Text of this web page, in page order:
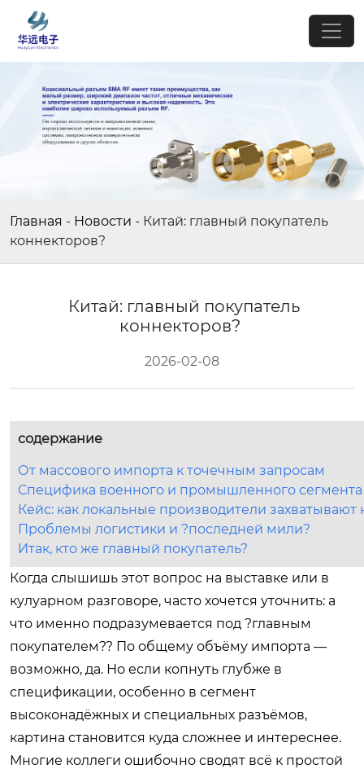
Главная - Новости - Китай: главный покупатель
коннекторов?
Китай: главный покупатель
коннекторов?
2026-02-08
содержание
От массового импорта к точечным запросам
Специфика военного и промышленного сегмента
Кейс: как локальные производители
Проблемы логистики и ?последней мили?
Итак, кто же главный покупатель?
Когда слышишь этот вопрос на выставке или в
кулуарном разговоре, часто хочется уточнить: а
что именно подразумевается под ?главным
покупателем?? По общему объёму импорта —
возможно, да. Но если копнуть глубже в
спецификации, особенно в сегмент
высоконадёжных и специальных разъёмов,
картина становится куда сложнее и интереснее.
Многие коллеги ошибочно сводят всё к простой